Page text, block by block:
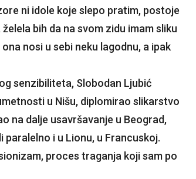
ni idole koje slepo pratim, postoje
bih da na svom zidu imam sliku
nosi u sebi neku lagodnu, a ipak
senzibiliteta, Slobodan Ljubić
u Nišu, diplomirao slikarstvo
na dalje usavršavanje u Beograd,
i u Lionu, u Francuskoj.
proces traganja koji sam po